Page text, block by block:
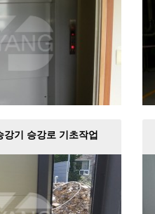
강기 승강로 기초작업